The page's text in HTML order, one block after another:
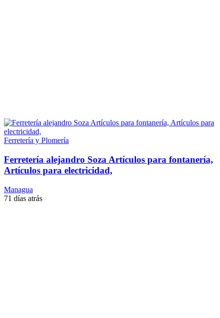
Ferretería y Plomería
Ferretería alejandro Soza Artículos para fontanería,
Artículos para electricidad,
Managua
71 días atrás